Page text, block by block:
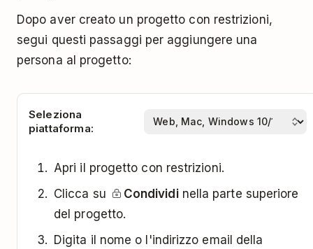
Dopo aver creato un progetto con restrizioni,
segui questi passaggi per aggiungere una
persona al progetto:
Seleziona
piattaforma:
Apri il progetto con restrizioni.
Clicca su
Condividinella parte superiore
del progetto.
Digita il nome o l'indirizzo email della